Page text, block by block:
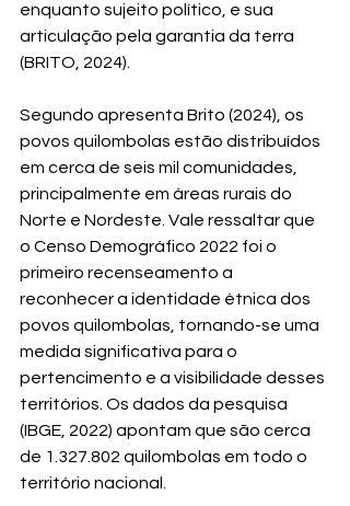
enquanto sujeito político, e sua
articulação pela garantia da terra
(BRITO, 2024).
Segundo apresenta Brito (2024), os
povos quilombolas estão distribuídos
em cerca de seis mil comunidades,
principalmente em áreas rurais do
Norte e Nordeste. Vale ressaltar que
o Censo Demográfico 2022 foi o
primeiro recenseamento a
reconhecer a identidade étnica dos
povos quilombolas, tornando-se uma
medida significativa para o
pertencimento e a visibilidade desses
territórios. Os dados da pesquisa
(IBGE, 2022) apontam que são cerca
de 1.327.802 quilombolas em todo o
território nacional.